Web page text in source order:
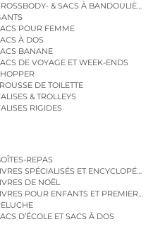
& SACS À BANDOULIÈRE
POUR FEMME
À DOS
BANANE
DE VOYAGE ET WEEK-ENDS
DE TOILETTE
& TROLLEYS
RIGIDES
REPAS
SPÉCIALISÉS ET
DE NOËL
POUR ENFANTS ET PREMIERS
D’ÉCOLE ET SACS À DOS